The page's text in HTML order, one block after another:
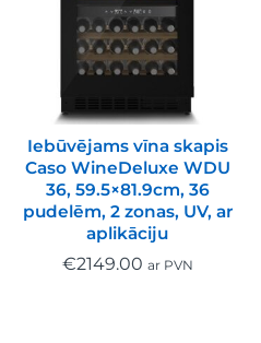
Iebūvējams vīna skapis
Caso WineDeluxe WDU
36, 59.5×81.9cm, 36
pudelēm, 2 zonas, UV, ar
aplikāciju
€2149.00 ar PVN